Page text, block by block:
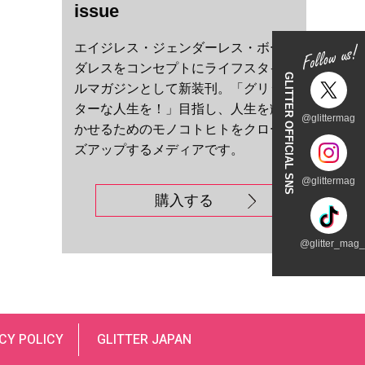
GLITTER OFFICIAL SNS @glittermag
@glittermag
issue
エイジレス・ジェンダーレス・ボー
ダレスをコンセプトにライフスタイ
ルマガジンとして新装刊。「グリッ
ターな人生を！」目指し、人生を輝
かせるためのモノコトヒトをクロー
ズアップするメディアです。
購入する
POLICY GLITTER JAPAN